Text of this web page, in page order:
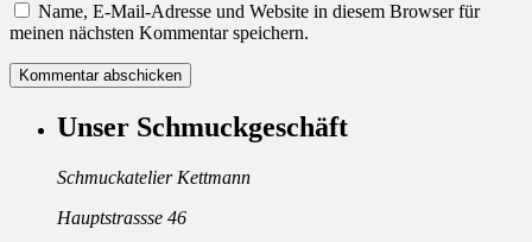
Name, E-Mail-Adresse und Website in diesem Browser für
meinen nächsten Kommentar speichern.
Unser Schmuckgeschäft
Schmuckatelier Kettmann
Hauptstrassse 46